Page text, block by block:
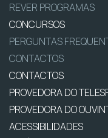
REVER PROGRAMAS
CONCURSOS
PERGUNTAS
CONTACTOS
CONTACTOS
PROVEDORA DO
PROVEDORA DO
ACESSIBILIDADES